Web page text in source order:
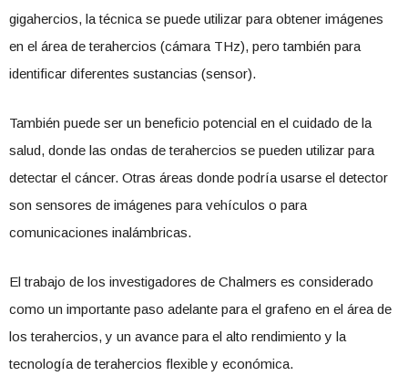
gigahercios, la técnica se puede utilizar para obtener imágenes
en el área de terahercios (cámara THz), pero también para
identificar diferentes sustancias (sensor).
También puede ser un beneficio potencial en el cuidado de la
salud, donde las ondas de terahercios se pueden utilizar para
detectar el cáncer. Otras áreas donde podría usarse el detector
son sensores de imágenes para vehículos o para
comunicaciones inalámbricas.
El trabajo de los investigadores de Chalmers es considerado
como un importante paso adelante para el grafeno en el área de
los terahercios, y un avance para el alto rendimiento y la
tecnología de terahercios flexible y económica.